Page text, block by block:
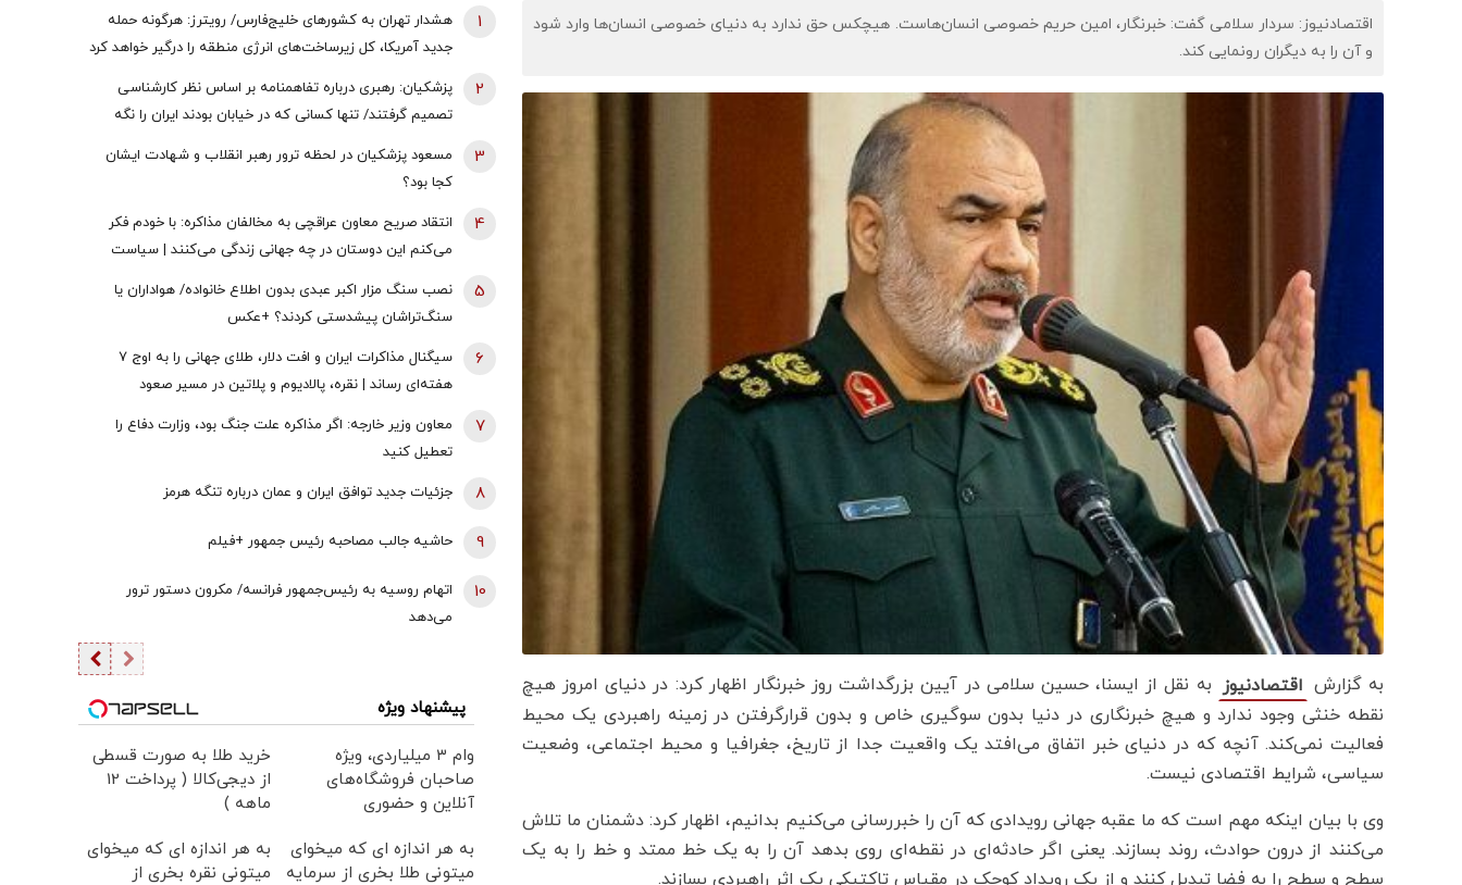
اقتصادنیوز: سردار سلامی گفت: خبرنگار، امین حریم خصوصی انسان‌هاست. هیچکس حق ندارد به دنیای خصوصی انسان‌ها وارد شود
و آن را به دیگران رونمایی کند.
به گزارش اقتصادنیوز
به نقل از ایسنا، حسین سلامی در آیین بزرگداشت روز خبرنگار اظهار کرد: در دنیای امروز هیچ
نقطه خنثی‌ وجود ندارد و هیچ خبرنگاری در دنیا بدون سوگیری ‌خاص و بدون قرارگرفتن در زمینه راهبردی یک محیط
فعالیت نمی‌کند. آنچه که در دنیای خبر اتفاق می‌افتد یک واقعیت جدا از تاریخ، جغرافیا و محیط اجتماعی‌، وضعیت
سیاسی، شرایط اقتصادی نیست.
وی با بیان اینکه مهم است که ما عقبه جهانی رویدادی که آن را خبررسانی می‌کنیم بدانیم، اظهار کرد: دشمنان ما تلاش
می‌کنند از درون حوادث، روند بسازند. یعنی اگر حادثه‌ای در نقطه‌ای روی بدهد آن را به یک خط ممتد و خط را به یک
سطح و سطح را به فضا تبدیل کنند و از یک رویداد کوچک در مقیاس تاکتیکی یک اثر راهبردی بسازند.
هشدار تهران به کشورهای خلیج‌فارس/ رویترز: هرگونه حمله
جدید آمریکا، کل زیرساخت‌های انرژی منطقه را درگیر خواهد کرد
1
پزشکیان: رهبری درباره تفاهمنامه بر اساس نظر کارشناسی
تصمیم گرفتند/ تنها کسانی که در خیابان بودند ایران را نگه
2
مسعود پزشکیان در لحظه ترور رهبر انقلاب و شهادت ایشان
کجا بود؟
3
انتقاد صریح معاون عراقچی به مخالفان مذاکره: با خودم فکر
می‌کنم این دوستان در چه جهانی زندگی می‌کنند | سیاست
خارجی عرصه تصمیم‌های دشوار و سنجش دقیق هزینه و فایده
است
4
نصب سنگ مزار اکبر عبدی بدون اطلاع خانواده/ هواداران یا
سنگ‌تراشان پیشدستی کردند؟ +عکس
5
سیگنال مذاکرات ایران و افت دلار، طلای جهانی را به اوج ۷
هفته‌ای رساند | نقره، پالادیوم و پلاتین در مسیر صعود
6
معاون وزیر خارجه: اگر مذاکره علت جنگ بود، وزارت دفاع را
تعطیل کنید
7
جزئیات جدید توافق ایران و عمان درباره تنگه هرمز 8
حاشیه جالب مصاحبه رئیس جمهور +فیلم 9
اتهام روسیه به رئیس‌جمهور فرانسه/ مکرون دستور ترور
می‌دهد
10
پیشنهاد ویژه
وام ۳ میلیاردی، ویژه
صاحبان فروشگاه‌های
آنلاین و حضوری
خرید طلا به صورت قسطی
از دیجی‌کالا ( پرداخت 12
ماهه )
به هر اندازه ای که میخوای
میتونی طلا بخری از سرمایه
به هر اندازه ای که میخوای
میتونی نقره بخری از